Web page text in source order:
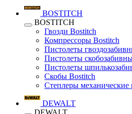
BOSTITCH
BOSTITCH
Гвозди Bostitch
Компрессоры Bostitch
Пистолеты
Пистолеты
Пистолеты
Скобы Bostitch
Степлеры механические
DEWALT
DEWALT